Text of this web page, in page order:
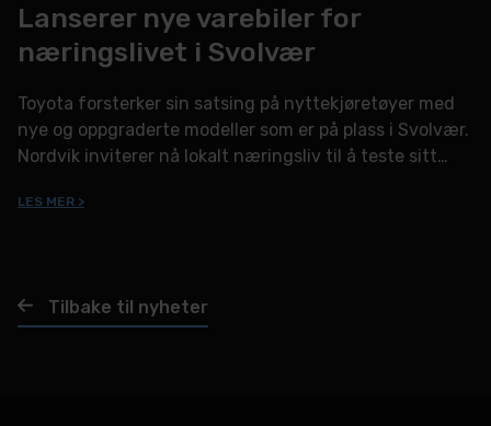
Lanserer nye varebiler for
næringslivet i Svolvær
Toyota forsterker sin satsing på nyttekjøretøyer med
nye og oppgraderte modeller som er på plass i Svolvær.
Nordvik inviterer nå lokalt næringsliv til å teste sitt
varebildagene 12.-21. mars.
LES MER >
Tilbake til nyheter